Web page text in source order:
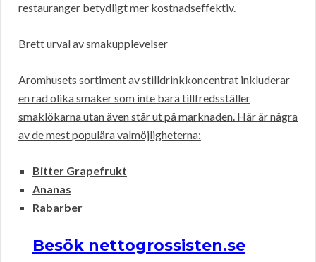
restauranger betydligt mer kostnadseffektiv.
Brett urval av smakupplevelser
Aromhusets sortiment av stilldrinkkoncentrat inkluderar
en rad olika smaker som inte bara tillfredsställer
smaklökarna utan även står ut på marknaden. Här är några
av de mest populära valmöjligheterna:
Bitter Grapefrukt
Ananas
Rabarber
Besök nettogrossisten.se